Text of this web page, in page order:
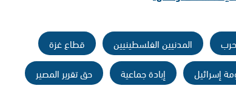
المدنيين الفلسطينيين
قطاع غزة
إسرائيل إبادة جماعية
حق تقرير المصير